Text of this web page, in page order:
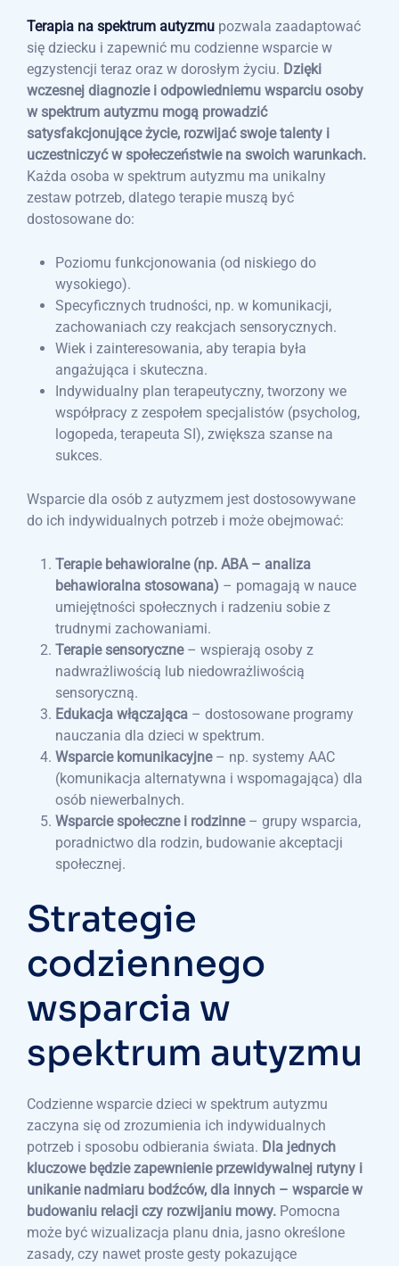
Terapia na spektrum autyzmu pozwala zaadaptować
się dziecku i zapewnić mu codzienne wsparcie w
egzystencji teraz oraz w dorosłym życiu. Dzięki
wczesnej diagnozie i odpowiedniemu wsparciu osoby
w spektrum autyzmu mogą prowadzić
satysfakcjonujące życie, rozwijać swoje talenty i
uczestniczyć w społeczeństwie na swoich warunkach.
Każda osoba w spektrum autyzmu ma unikalny
zestaw potrzeb, dlatego terapie muszą być
dostosowane do:
Poziomu funkcjonowania (od niskiego do
wysokiego).
Specyficznych trudności, np. w komunikacji,
zachowaniach czy reakcjach sensorycznych.
Wiek i zainteresowania, aby terapia była
angażująca i skuteczna.
Indywidualny plan terapeutyczny, tworzony we
współpracy z zespołem specjalistów (psycholog,
logopeda, terapeuta SI), zwiększa szanse na
sukces.
Wsparcie dla osób z autyzmem jest dostosowywane
do ich indywidualnych potrzeb i może obejmować:
Terapie behawioralne (np. ABA – analiza
behawioralna stosowana) – pomagają w nauce
umiejętności społecznych i radzeniu sobie z
trudnymi zachowaniami.
Terapie sensoryczne – wspierają osoby z
nadwrażliwością lub niedowrażliwością
sensoryczną.
Edukacja włączająca – dostosowane programy
nauczania dla dzieci w spektrum.
Wsparcie komunikacyjne – np. systemy AAC
(komunikacja alternatywna i wspomagająca) dla
osób niewerbalnych.
Wsparcie społeczne i rodzinne– grupy wsparcia,
poradnictwo dla rodzin, budowanie akceptacji
społecznej.
Strategie
codziennego
wsparcia w
spektrum autyzmu
Codzienne wsparcie dzieci w spektrum autyzmu
zaczyna się od zrozumienia ich indywidualnych
potrzeb i sposobu odbierania świata. Dla jednych
kluczowe będzie zapewnienie przewidywalnej rutyny i
unikanie nadmiaru bodźców, dla innych – wsparcie w
budowaniu relacji czy rozwijaniu mowy. Pomocna
może być wizualizacja planu dnia, jasno określone
zasady, czy nawet proste gesty pokazujące